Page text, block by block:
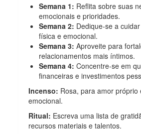
Semana 1: Reflita sobre suas
emocionais e prioridades.
Semana 2: Dedique-se a
física e emocional.
Semana 3: Aproveite para
relacionamentos mais íntimos.
Semana 4: Concentre-se em
financeiras e investimentos
Incenso: Rosa, para amor próprio
emocional.
Ritual: Escreva uma lista de
recursos materiais e talentos.